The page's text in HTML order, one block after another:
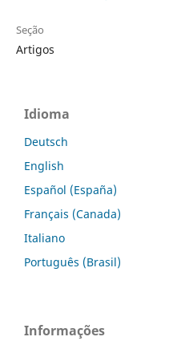
Seção
Artigos
Idioma
Deutsch
English
Español (España)
Français (Canada)
Italiano
Português (Brasil)
Informações